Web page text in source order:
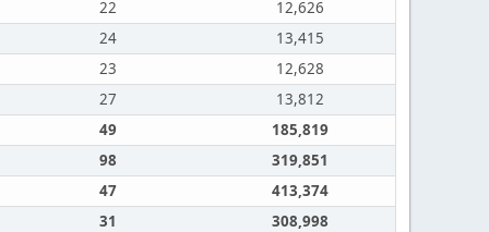
22
12,626
24
13,415
23
12,628
27
13,812
49
185,819
98
319,851
47
413,374
31
308,998